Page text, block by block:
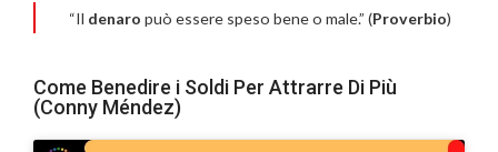
“Il denaro può essere speso bene o male.” (Proverbio)
Come Benedire i Soldi Per Attrarre Di Più
(Conny Méndez)